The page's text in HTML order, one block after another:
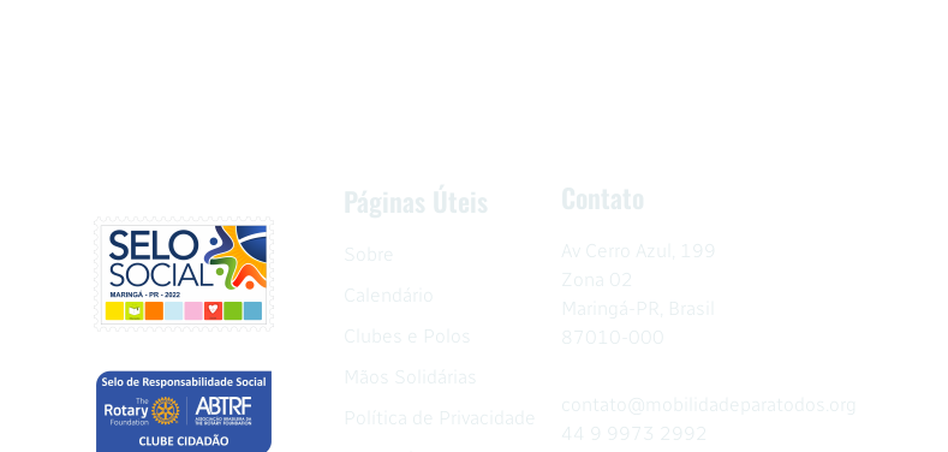
Páginas Úteis
Sobre
Calendário
Clubes e Polos
Mãos Solidárias
Política de Privacidade
Contato
Av Cerro Azul, 199
Zona 02
Maringá-PR, Brasil
87010-000
contato@mobilidadeparatodos.org
44 9 9973 2992